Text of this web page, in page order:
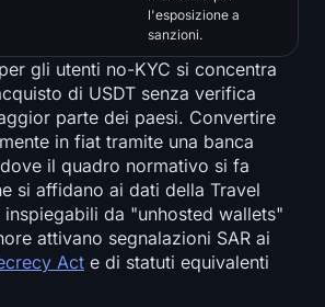
l'esposizione a
sanzioni.
gli utenti no-KYC si concentra
di USDT senza verifica
parte dei paesi. Convertire
in fiat tramite una banca
il quadro normativo si fa
si affidano ai dati della Travel
inspiegabili da "unhosted wallets"
attivano segnalazioni SAR ai
Act e di statuti equivalenti